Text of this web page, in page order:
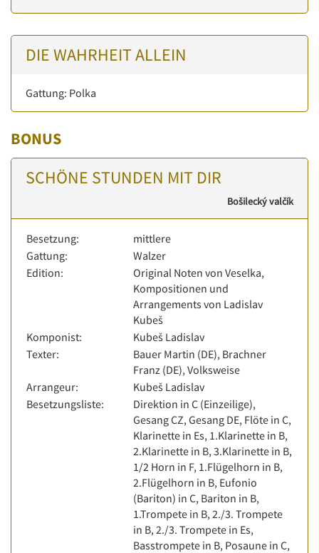
DIE WAHRHEIT ALLEIN
Gattung: Polka
BONUS
SCHÖNE STUNDEN MIT DIR
Bošilecký valčík
Besetzung:
mittlere
Gattung:
Walzer
Edition:
Original Noten von Veselka,
Kompositionen und
Arrangements von Ladislav
Kubeš
Komponist:
Kubeš Ladislav
Texter:
Bauer Martin (DE), Brachner
Franz (DE), Volksweise
Arrangeur:
Kubeš Ladislav
Besetzungsliste:
Direktion in C (Einzeilige),
Gesang CZ, Gesang DE, Flöte in C,
Klarinette in Es, 1.Klarinette in B,
2.Klarinette in B, 3.Klarinette in B,
1/2 Horn in F, 1.Flügelhorn in B,
2.Flügelhorn in B, Eufonio
(Bariton) in C, Bariton in B,
1.Trompete in B, 2./3. Trompete
in B, 2./3. Trompete in Es,
Basstrompete in B, Posaune in C,